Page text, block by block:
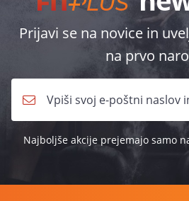
Prijavi se na novice in
na prvo
Najboljše akcije prejemajo samo